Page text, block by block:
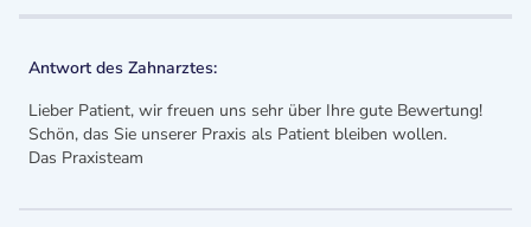
Antwort des Zahnarztes:
Lieber Patient, wir freuen uns sehr über Ihre gute Bewertung!
Schön, das Sie unserer Praxis als Patient bleiben wollen.
Das Praxisteam